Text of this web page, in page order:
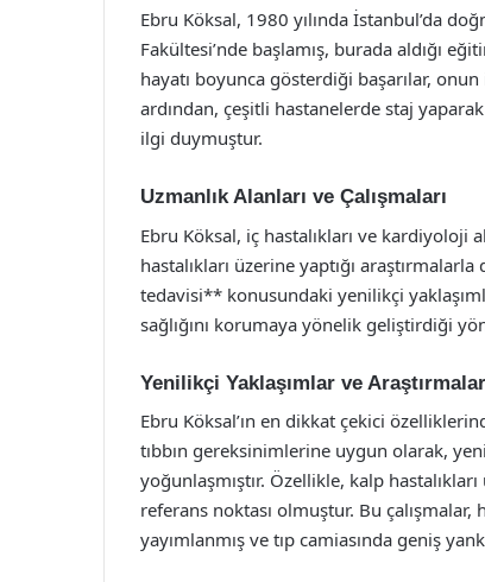
Ebru Köksal, 1980 yılında İstanbul’da
Fakültesi’nde başlamış, burada aldığı
hayatı boyunca gösterdiği başarılar,
ardından, çeşitli hastanelerde staj
ilgi duymuştur.
Uzmanlık Alanları ve Çalışmaları
Ebru Köksal, iç hastalıkları ve kardiyoloji
hastalıkları üzerine yaptığı
tedavisi** konusundaki yenilikçi
sağlığını korumaya yönelik geliştirdiği
Yenilikçi Yaklaşımlar ve Araştırmalar
Ebru Köksal’ın en dikkat çekici
tıbbın gereksinimlerine uygun olarak,
yoğunlaşmıştır. Özellikle, kalp
referans noktası olmuştur. Bu
yayımlanmış ve tıp camiasında geniş